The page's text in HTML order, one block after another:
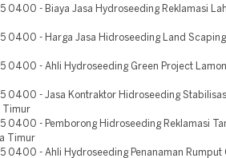
0400 - Biaya Jasa Hydroseeding Reklamasi
0400 - Harga Jasa Hidroseeding Land
0400 - Ahli Hydroseeding Green Project
0400 - Jasa Kontraktor Hidroseeding
Timur
0400 - Pemborong Hidroseeding Reklamasi
Timur
0400 - Ahli Hydroseeding Penanaman Rumput